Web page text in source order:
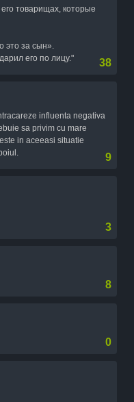
товарищах, которые
это за сын».
его по лицу."
38
influenta negativa
sa privim cu mare
in aceeasi situatie
9
3
8
0